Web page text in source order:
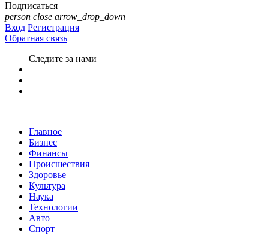
Подписаться
person close arrow_drop_down
Вход Регистрация
Обратная связь
Следите за нами
Главное
Бизнес
Финансы
Происшествия
Здоровье
Культура
Наука
Технологии
Авто
Спорт